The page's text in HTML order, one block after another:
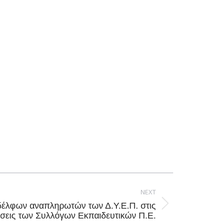
NEXT
αναπληρωτών των Δ.Υ.Ε.Π. στις
των Συλλόγων Εκπαιδευτικών Π.Ε.